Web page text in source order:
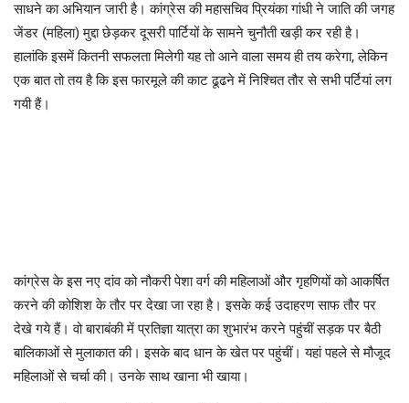
साधने का अभियान जारी है। कांग्रेस की महासचिव प्रियंका गांधी ने जाति की जगह
जेंडर (महिला) मुद्दा छेड़कर दूसरी पार्टियों के सामने चुनौती खड़ी कर रही है।
हालांकि इसमें कितनी सफलता मिलेगी यह तो आने वाला समय ही तय करेगा, लेकिन
एक बात तो तय है कि इस फारमूले की काट ढूढने में निश्चित तौर से सभी पर्टियां लग
गयी हैं।
कांग्रेस के इस नए दांव को नौकरी पेशा वर्ग की महिलाओं और गृहणियों को आकर्षित
करने की कोशिश के तौर पर देखा जा रहा है। इसके कई उदाहरण साफ तौर पर
देखे गये हैं। वो बाराबंकी में प्रतिज्ञा यात्रा का शुभारंभ करने पहुंचीं सड़क पर बैठी
बालिकाओं से मुलाकात की। इसके बाद धान के खेत पर पहुंचीं। यहां पहले से मौजूद
महिलाओं से चर्चा की। उनके साथ खाना भी खाया।